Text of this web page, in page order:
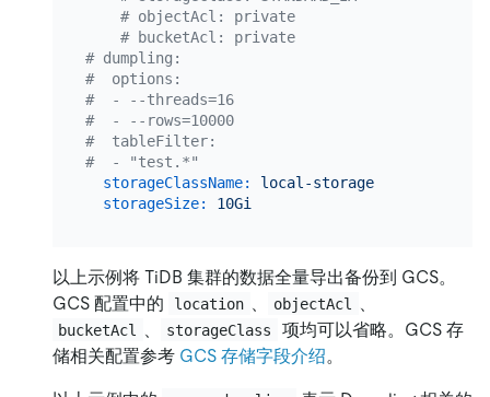
# objectAcl: private
# bucketAcl: private
# dumpling:
#  options:
#  - --threads=16
#  - --rows=10000
#  tableFilter:
#  - "test.*"
storageClassName:
local-storage
storageSize:
10Gi
以上示例将 TiDB 集群的数据全量导出备份到 GCS。
GCS 配置中的
location objectAcl
bucketAcl storageClass
项均可以省略。GCS 存
储相关配置参考 GCS 存储字段介绍。